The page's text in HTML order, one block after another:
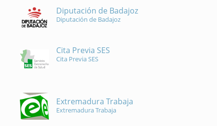
Diputación de Badajoz
Diputación de Badajoz
Cita Previa SES
Cita Previa SES
Extremadura Trabaja
Extremadura Trabaja